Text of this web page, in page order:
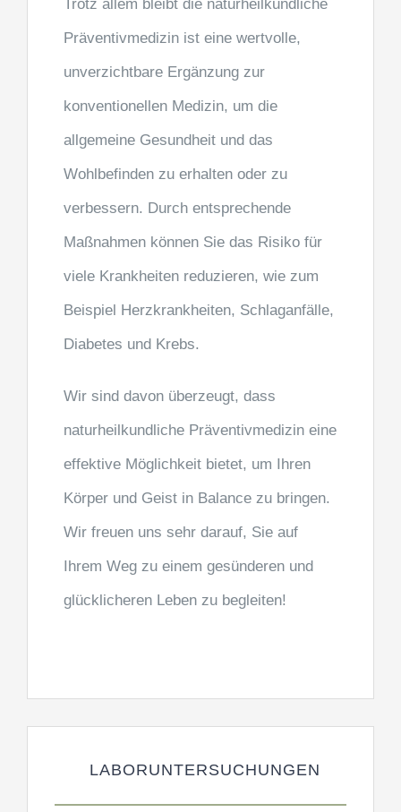
Trotz allem bleibt die naturheilkundliche
Präventivmedizin ist eine wertvolle,
unverzichtbare Ergänzung zur
konventionellen Medizin, um die
allgemeine Gesundheit und das
Wohlbefinden zu erhalten oder zu
verbessern. Durch entsprechende
Maßnahmen können Sie das Risiko für
viele Krankheiten reduzieren, wie zum
Beispiel Herzkrankheiten, Schlaganfälle,
Diabetes und Krebs.
Wir sind davon überzeugt, dass
naturheilkundliche Präventivmedizin eine
effektive Möglichkeit bietet, um Ihren
Körper und Geist in Balance zu bringen.
Wir freuen uns sehr darauf, Sie auf
Ihrem Weg zu einem gesünderen und
glücklicheren Leben zu begleiten!
LABORUNTERSUCHUNGEN